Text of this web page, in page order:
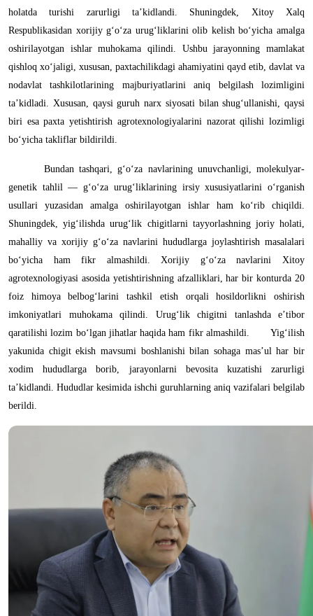
holatda turishi zarurligi ta’kidlandi. Shuningdek, Xitoy Xalq
Respublikasidan xorijiy g‘o‘za urug‘liklarini olib kelish bo‘yicha amalga
oshirilayotgan ishlar muhokama qilindi. Ushbu jarayonning mamlakat
qishloq xo‘jaligi, xususan, paxtachilikdagi ahamiyatini qayd etib, davlat va
nodavlat tashkilotlarining majburiyatlarini aniq belgilash lozimligini
ta’kidladi. Xususan, qaysi guruh narx siyosati bilan shug‘ullanishi, qaysi
biri esa paxta yetishtirish agrotexnologiyalarini nazorat qilishi lozimligi
bo‘yicha takliflar bildirildi.
Bundan tashqari, g‘o‘za navlarining unuvchanligi, molekulyar-
genetik tahlil — g‘o‘za urug‘liklarining irsiy xususiyatlarini o‘rganish
usullari yuzasidan amalga oshirilayotgan ishlar ham ko‘rib chiqildi.
Shuningdek, yig‘ilishda urug‘lik chigitlarni tayyorlashning joriy holati,
mahalliy va xorijiy g‘o‘za navlarini hududlarga joylashtirish masalalari
bo‘yicha ham fikr almashildi. Xorijiy g‘o‘za navlarini Xitoy
agrotexnologiyasi asosida yetishtirishning afzalliklari, har bir konturda 20
foiz himoya belbog‘larini tashkil etish orqali hosildorlikni oshirish
imkoniyatlari muhokama qilindi. Urug‘lik chigitni tanlashda e’tibor
qaratilishi lozim bo‘lgan jihatlar haqida ham fikr almashildi.
Yig‘ilish
yakunida chigit ekish mavsumi boshlanishi bilan sohaga mas’ul har bir
xodim hududlarga borib, jarayonlarni bevosita kuzatishi zarurligi
ta’kidlandi. Hududlar kesimida ishchi guruhlarning aniq vazifalari belgilab
berildi.